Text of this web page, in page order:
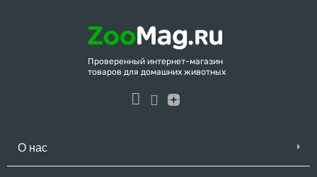
Проверенный интернет-магазин
товаров для домашних животных
О нас